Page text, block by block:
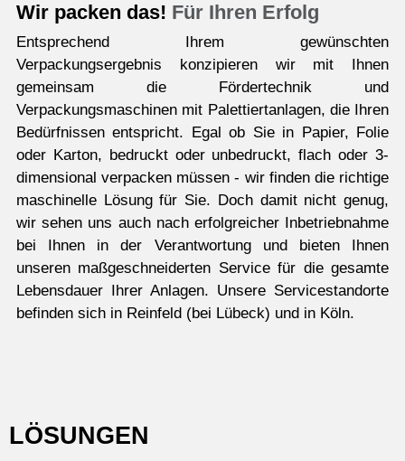
Wir packen das! Für Ihren Erfolg
Entsprechend Ihrem gewünschten
Verpackungsergebnis konzipieren wir mit Ihnen
gemeinsam die Fördertechnik und
Verpackungsmaschinen mit Palettiertanlagen, die Ihren
Bedürfnissen entspricht. Egal ob Sie in Papier, Folie
oder Karton, bedruckt oder unbedruckt, flach oder 3-
dimensional verpacken müssen - wir finden die richtige
maschinelle Lösung für Sie. Doch damit nicht genug,
wir sehen uns auch nach erfolgreicher Inbetriebnahme
bei Ihnen in der Verantwortung und bieten Ihnen
unseren maßgeschneiderten Service für die gesamte
Lebensdauer Ihrer Anlagen. Unsere Servicestandorte
befinden sich in Reinfeld (bei Lübeck) und in Köln.
LÖSUNGEN